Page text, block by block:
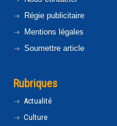
Régie publicitaire
Mentions légales
Soumettre article
Rubriques
Actualité
Culture